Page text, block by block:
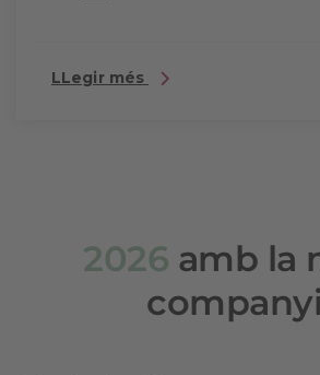
LLegir més
2026 amb la